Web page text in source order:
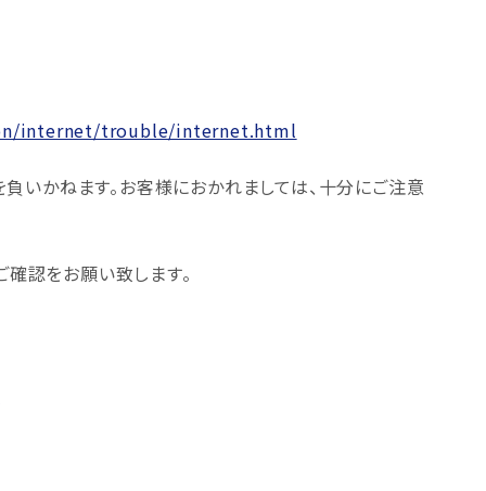
internet/trouble/internet.html
いかねます。お客様におかれましては、十分にご注意
認をお願い致します。